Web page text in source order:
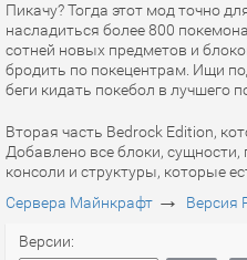
Пикачу? Тогда этот мод точно
насладиться более 800
сотней новых предметов и
бродить по покецентрам. Ищи
беги кидать покебол в лучшего
Вторая часть Bedrock Edition,
Добавлено все блоки,
консоли и структуры, которые
Сервера Майнкрафт → Версия
Версии: